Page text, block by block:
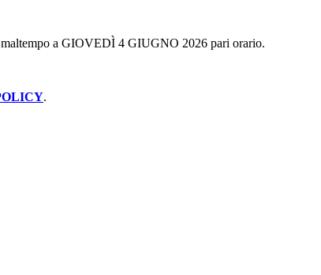
a GIOVEDÌ 4 GIUGNO 2026 pari orario.
.